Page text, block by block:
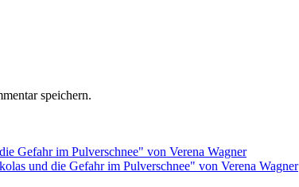
speichern.
und die Gefahr im Pulverschnee" von Verena Wagner